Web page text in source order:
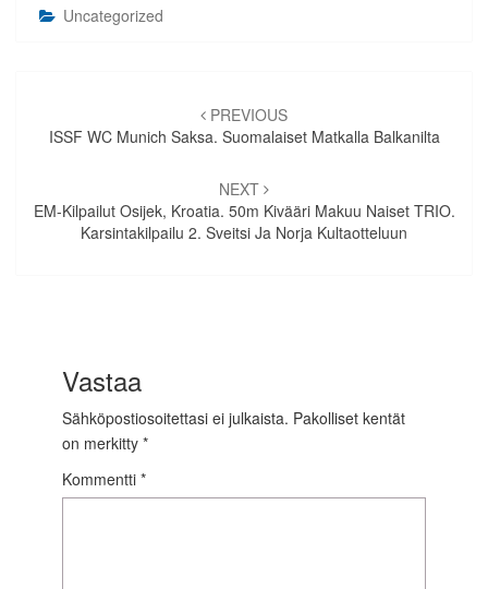
Uncategorized
selaus
PREVIOUS
ISSF WC Munich Saksa. Suomalaiset Matkalla Balkanilta
NEXT
EM-Kilpailut Osijek, Kroatia. 50m Kivääri Makuu Naiset TRIO.
Karsintakilpailu 2. Sveitsi Ja Norja Kultaotteluun
Vastaa
Sähköpostiosoitettasi ei julkaista. Pakolliset kentät
on merkitty *
Kommentti *